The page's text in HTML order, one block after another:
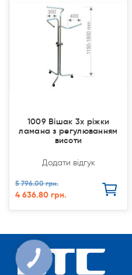
1009 Вішак 3х ріжки
ламана з регулюванням
висоти
Додати відгук
5 796.00 грн.
4 636.80 грн.
КНОПКА
СВЯЗИ